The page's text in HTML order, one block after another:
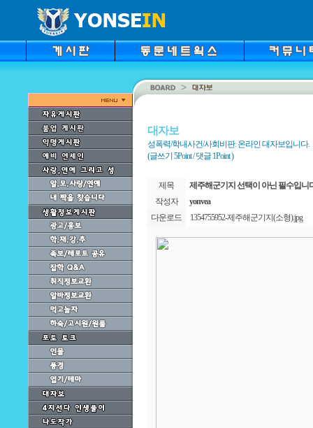
대자보
성폭력/학내사건/사회비판. 온라인 대자보입니다.
(글쓰기 5Point / 댓글 1Point )
제목
제주해군기지 선택이 아닌 필수입니
작성자
yonvea
다운로드
1354755952-제주해군기지(소형).jpg